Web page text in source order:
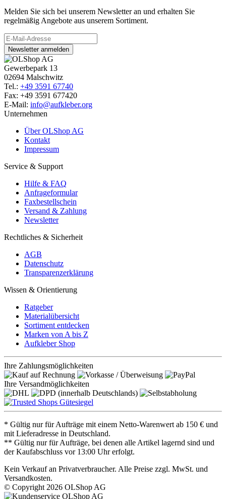
Melden Sie sich bei unserem Newsletter an und erhalten Sie
regelmäßig Angebote aus unserem Sortiment.
Newsletter anmelden
Gewerbepark 13
02694 Malschwitz
Tel.: +49 3591 67740
Fax: +49 3591 677420
E-Mail: info@aufkleber.org
Unternehmen
Über OLShop AG
Kontakt
Impressum
Service & Support
Hilfe & FAQ
Anfrageformular
Faxbestellschein
Versand & Zahlung
Newsletter
Rechtliches & Sicherheit
AGB
Datenschutz
Transparenzerklärung
Wissen & Orientierung
Ratgeber
Materialübersicht
Sortiment entdecken
Marken von A bis Z
Aufkleber Shop
Ihre Zahlungsmöglichkeiten
Ihre Versandmöglichkeiten
* Gültig nur für Aufträge mit einem Netto-Warenwert ab 150 € und
mit Lieferadresse in Deutschland.
** Gültig nur für Aufträge, bei denen alle Artikel lagernd sind und
der Kaufabschluss vor 13:00 Uhr erfolgt.
Kein Verkauf an Privatverbraucher. Alle Preise zzgl. MwSt. und
Versandkosten.
© Copyright 2026 OLShop AG